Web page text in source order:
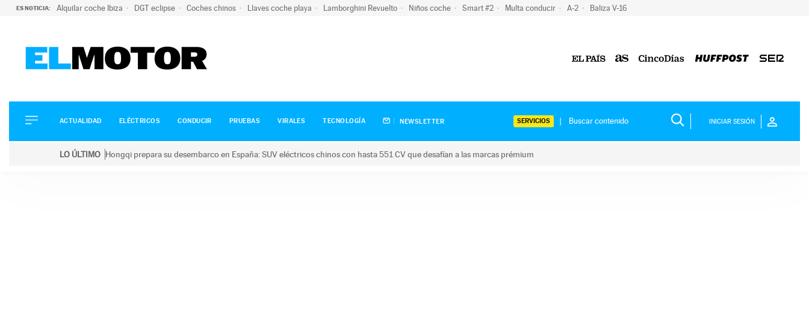
ES NOTICIA: Alquilar coche Ibiza DGT eclipse Coches chinos Llaves coche playa Lamborghini Revuelto Niños coche Smart #2 Multa conducir A-2 Baliza V-16
ELÉCTRICOS
CONDUCIR
ACTUALIDAD ELÉCTRICOS CONDUCIR PRUEBAS VIRALES TECNOLOGÍA NEWSLETTER SERVICIOS INICIAR SESIÓN
LO ÚLTIMO Hongqi prepara su desembarco en España: SUV eléctricos chinos con hasta 551 CV que desafían a las marcas prémium